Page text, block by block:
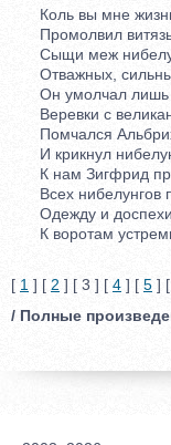
Коль вы мне
Промолвил
Сыщи меж
Отважных,
Он умолчал лишь
Веревки с
Помчался Альбрих
И крикнул
К нам Зигфрид
Всех нибелунгов
Одежду и доспехи
К воротам
[ 1 ] [ 2 ] [ 3 ] [ 4 ] [ 5 ] [
/ Полные